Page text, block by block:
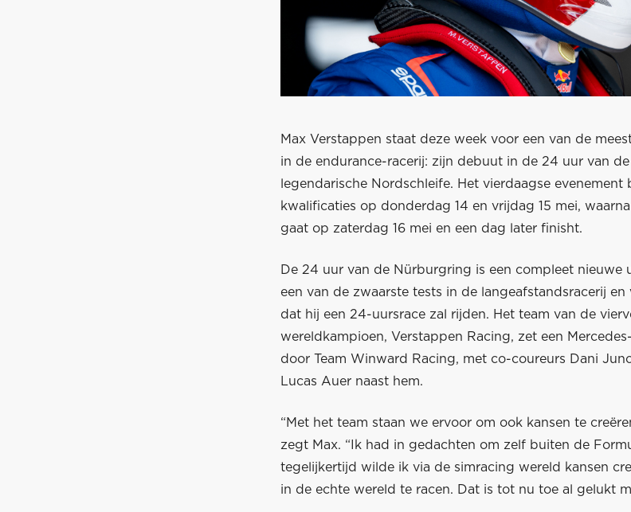
Max Verstappen staat deze week voor een van de
in de endurance-racerij: zijn debuut in de 24 uur van
legendarische Nordschleife. Het vierdaagse
kwalificaties op donderdag 14 en vrijdag 15 mei,
gaat op zaterdag 16 mei en een dag later finisht.
De 24 uur van de Nürburgring is een compleet nieuwe
een van de zwaarste tests in de langeafstandsracerij en
dat hij een 24-uursrace zal rijden. Het team van de
wereldkampioen, Verstappen Racing, zet een
door Team Winward Racing, met co-coureurs Dani
Lucas Auer naast hem.
“Met het team staan we ervoor om ook kansen te
zegt Max. “Ik had in gedachten om zelf buiten de
tegelijkertijd wilde ik via de simracing wereld kansen
in de echte wereld te racen. Dat is tot nu toe al gelukt